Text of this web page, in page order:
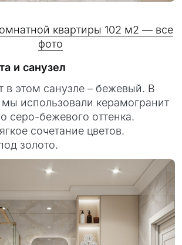
квартиры 102 м2 — все
фото
и санузел
в этом санузле – бежевый. В
использовали керамогранит
серо-бежевого оттенка.
сочетание цветов.
золото.